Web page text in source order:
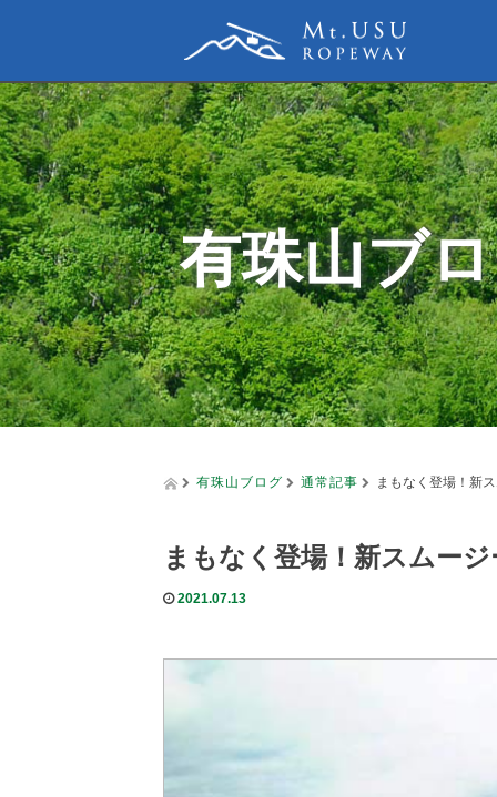
有珠山ブ
有珠山ブログ 通常記事 まもなく登場！新
まもなく登場！新スムージ
2021.07.13